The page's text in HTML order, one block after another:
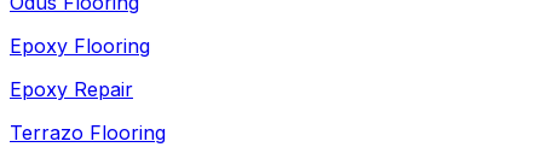
Epoxy Flooring
Epoxy Repair
Terrazo Flooring